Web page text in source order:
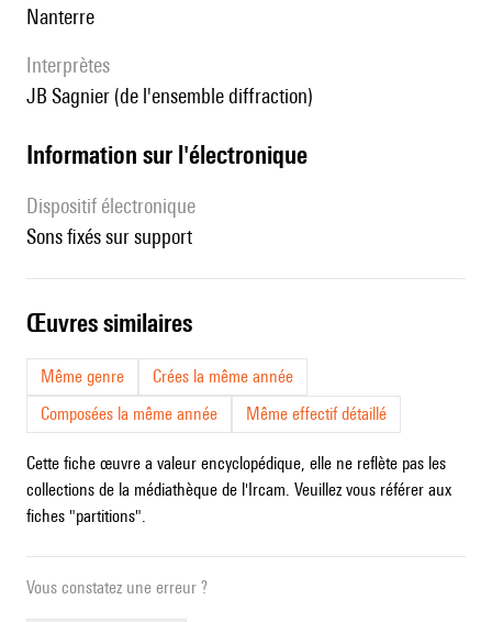
Nanterre
interprètes
JB Sagnier (de l'ensemble diffraction)
Information sur l'électronique
Dispositif électronique
sons fixés sur support
œuvres similaires
Même genre
Crées la même année
Composées la même année
Même effectif détaillé
Cette fiche œuvre a valeur encyclopédique, elle ne reflète pas les
collections de la médiathèque de l'Ircam. Veuillez vous référer aux
fiches "partitions".
Vous constatez une erreur ?